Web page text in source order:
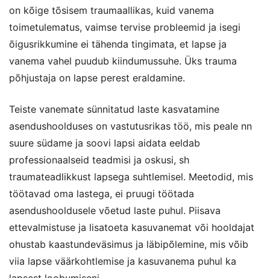
on kõige tõsisem traumaallikas, kuid vanema
toimetulematus, vaimse tervise probleemid ja isegi
õigusrikkumine ei tähenda tingimata, et lapse ja
vanema vahel puudub kiindumussuhe. Üks trauma
põhjustaja on lapse perest eraldamine.
Teiste vanemate sünnitatud laste kasvatamine
asendushoolduses on vastutusrikas töö, mis peale nn
suure südame ja soovi lapsi aidata eeldab
professionaalseid teadmisi ja oskusi, sh
traumateadlikkust lapsega suhtlemisel. Meetodid, mis
töötavad oma lastega, ei pruugi töötada
asendushooldusele võetud laste puhul. Piisava
ettevalmistuse ja lisatoeta kasuvanemat või hooldajat
ohustab kaastundeväsimus ja läbipõlemine, mis võib
viia lapse väärkohtlemise ja kasuvanema puhul ka